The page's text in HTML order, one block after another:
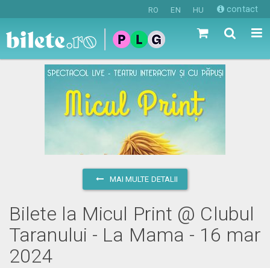
RO EN HU contact
MAI MULTE DETALII
Bilete la Micul Print @ Clubul
Taranului - La Mama - 16 mar
2024